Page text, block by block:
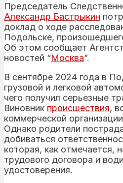
Председатель
Александр Бастрыкин
доклад о ходе
Подольске,
Об этом сообщает
новостей “Москва”.
В сентябре 2024 года в
грузовой и легковой
чего получил серьезные
Виновник происшествия,
коммерческой
Однако родители
добиваться
которая, как отмечается,
трудового договора и
удостоверения.